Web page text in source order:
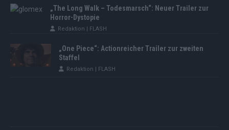
„The Long Walk – Todesmarsch“: Neuer Trailer zur
Horror-Dystopie
Redaktion | FLASH
„One Piece“: Actionreicher Trailer zur zweiten
Staffel
Redaktion | FLASH